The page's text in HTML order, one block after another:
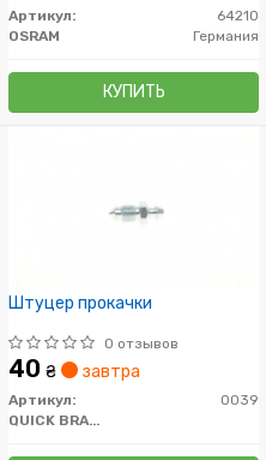
Артикул:
64210
OSRAM
Германия
КУПИТЬ
Штуцер прокачки
0 отзывов
40 ₴ завтра
Артикул:
0039
QUICK BRAKE